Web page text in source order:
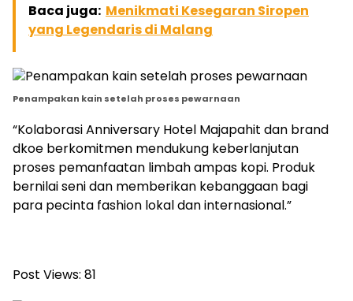
Baca juga: Menikmati Kesegaran Siropen
yang Legendaris di Malang
Penampakan kain setelah proses pewarnaan
“Kolaborasi Anniversary Hotel Majapahit dan brand
dkoe berkomitmen mendukung keberlanjutan
proses pemanfaatan limbah ampas kopi. Produk
bernilai seni dan memberikan kebanggaan bagi
para pecinta fashion lokal dan internasional.”
Post Views: 81